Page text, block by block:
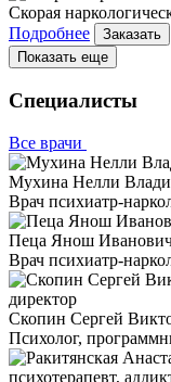
Скорая
Подробнее
Заказать
Показать еще
Специалисты
Все врачи
Мухина Нелли
Врач психиатр-
Пеца Янош
Врач психиатр-
Скопин Сергей
Психолог,